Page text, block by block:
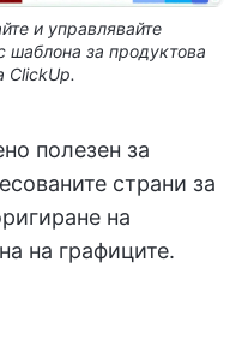
и управлявайте
шаблона за продуктова
ClickUp.
полезен за
страни за
на
на графиците.